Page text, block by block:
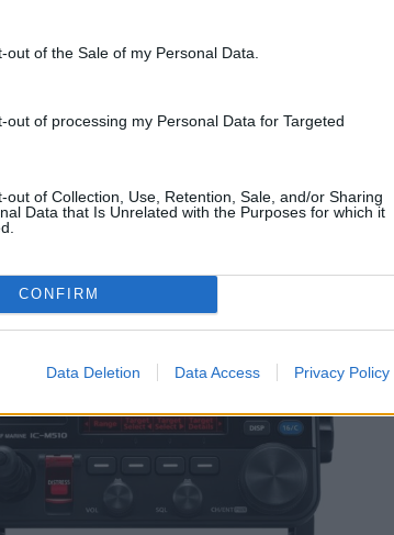
out of the Sale of my Personal Data.
out of processing my Personal Data for Targeted
out of Collection, Use, Retention, Sale, and/or Sharing
Data that Is Unrelated with the Purposes for which it
CONFIRM
Data Deletion Data Access Privacy Policy
IP68, o IC-M510E EVO garante uma proteção
de suportar uma submersão até 1 metro de